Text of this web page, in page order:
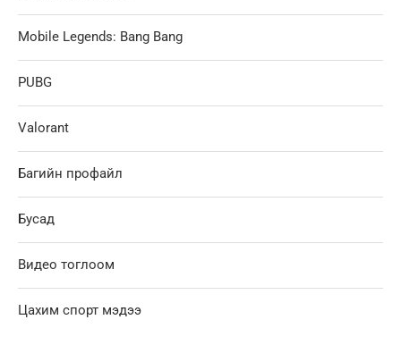
Mobile Legends: Bang Bang
PUBG
Valorant
Багийн профайл
Бусад
Видео тоглоом
Цахим спорт мэдээ